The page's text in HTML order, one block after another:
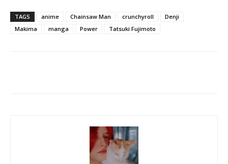
TAGS anime Chainsaw Man crunchyroll
Denji
Makima
manga Power Tatsuki Fujimoto